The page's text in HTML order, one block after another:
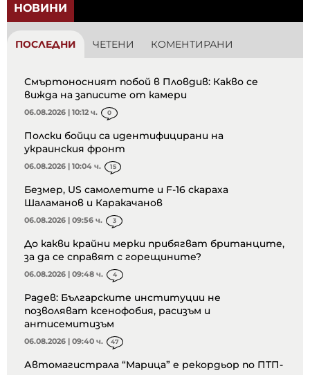
НОВИНИ
ПОСЛЕДНИ ЧЕТЕНИ КОМЕНТИРАНИ
Смъртоносният побой в Пловдив: Какво се
вижда на записите от камери
06.08.2026 | 10:12 ч. 0
Полски бойци са идентифицирани на
украинския фронт
06.08.2026 | 10:04 ч. 15
Безмер, US самолетите и F-16 скараха
Шаламанов и Каракачанов
06.08.2026 | 09:56 ч. 3
До какви крайни мерки прибягват британците,
за да се справят с горещините?
06.08.2026 | 09:48 ч. 4
Радев: Българските институции не
позволяват ксенофобия, расизъм и
антисемитизъм
06.08.2026 | 09:40 ч. 47
Автомагистрала “Марица” е рекордьор по ПТП-